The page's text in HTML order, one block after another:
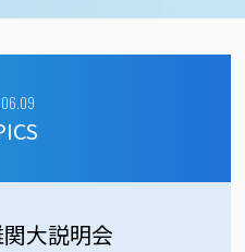
大説明会